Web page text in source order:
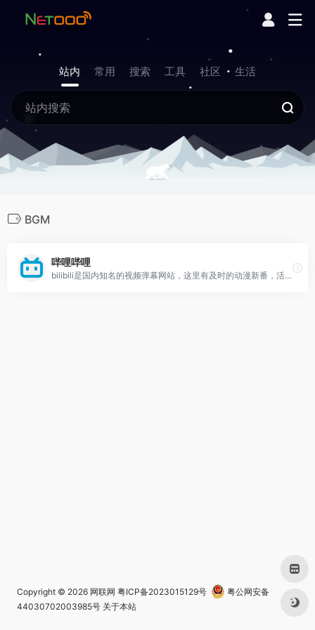
站内 常用 搜索 工具 社区 生活
BGM
哔哩哔哩
bilibili是国内知名的视频弹幕网站，这里有及时的动漫新番，活跃的ACG氛围，有创意的Up主。大家可以在这里找到许多欢乐。
Copyright © 2026 网联网 粤ICP备2023015129号
粤公网安备
44030702003985号 关于本站